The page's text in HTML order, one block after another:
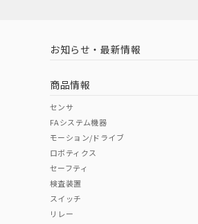
中国 RoHS 注意事項・凡例
中国 RoHS表
Pb Hg
お知らせ・最新情報
商品情報
センサ
FAシステム機器
モーション/ドライブ
ロボティクス
セーフティ
検査装置
スイッチ
リレー